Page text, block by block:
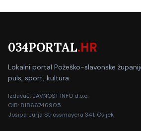
034PORTAL.HR
Lokalni portal Požeško-slavonske
puls, sport, kultura.
Izdavač: JAVNOST INFO d.o.o.
OIB: 81866746905
Josipa Jurja Strossmayera 341, Osijek